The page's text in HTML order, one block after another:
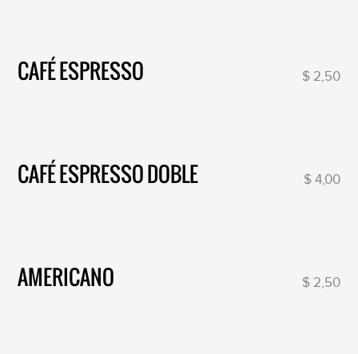
CAFÉ ESPRESSO $ 2,50
CAFÉ ESPRESSO DOBLE $ 4,00
AMERICANO $ 2,50